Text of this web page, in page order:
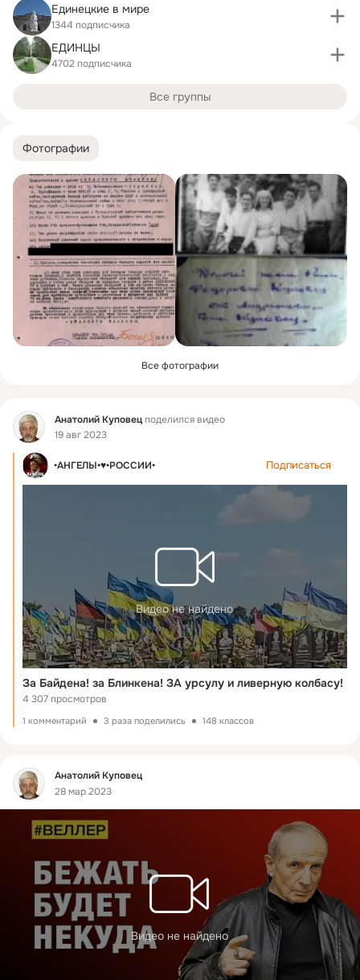
Фотографии
Все фотографии
Фид Анатолий Куповецподелился видео
19 авг 2023
•АНГЕЛЫ•♥•РОССИИ• Подписаться
Видео не найдено
За Байдена! за Блинкена! ЗА урсулу и ливерную колбасу!
4 307 просмотров
1 комментарий 3 раза поделились 148 классов
Фид
Анатолий Куповец
28 мар 2023
Видео не найдено
Единецкие в мире
1344 подписчика
ЕДИНЦЫ
4702 подписчика
Все группы